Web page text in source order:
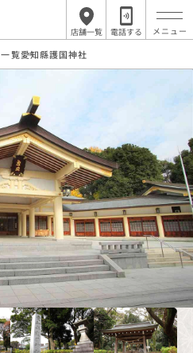
店舗一覧 電話する
覧愛知縣護国神社